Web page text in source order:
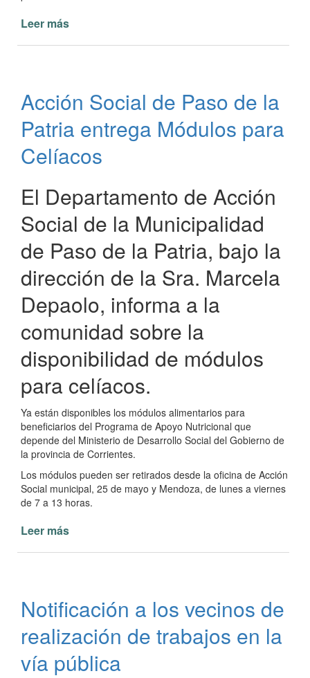
Leer más
calles
por
Obras
Servicios
Acción Social de Paso de la
Patria entrega Módulos para
Celíacos
El Departamento de Acción
Social de la Municipalidad
de Paso de la Patria, bajo la
dirección de la Sra. Marcela
Depaolo, informa a la
comunidad sobre la
disponibilidad de módulos
para celíacos.
Ya están disponibles los módulos alimentarios para
beneficiarios del Programa de Apoyo Nutricional que
depende del Ministerio de Desarrollo Social del Gobierno de
la provincia de Corrientes.
Los módulos pueden ser retirados desde la oficina de Acción
Social municipal, 25 de mayo y Mendoza, de lunes a viernes
de 7 a 13 horas.
Leer más
de
la
Patria
entrega
Módulos
Notificación a los vecinos de
realización de trabajos en la
vía pública